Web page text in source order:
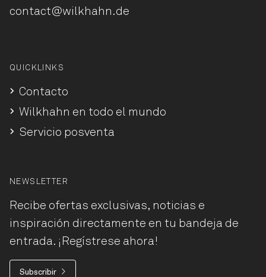
contact@wilkhahn.de
QUICKLINKS
Contacto
Wilkhahn en todo el mundo
Servicio posventa
NEWSLETTER
Recibe ofertas exclusivas, noticias e
inspiración directamente en tu bandeja de
entrada. ¡Regístrese ahora!
Subscribir